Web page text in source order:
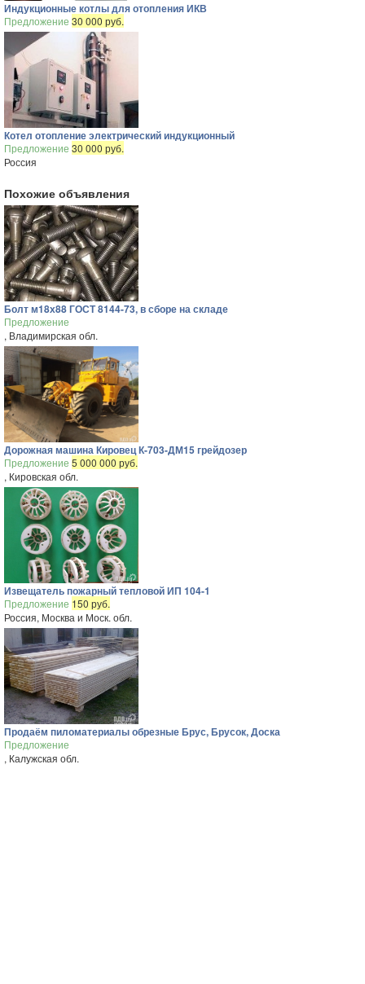
Индукционные котлы для отопления ИКВ
Предложение 30 000 руб.
Котел отопление электрический индукционный
Предложение 30 000 руб.
Россия
Похожие объявления
Болт м18х88 ГОСТ 8144-73, в сборе на складе
Предложение
, Владимирская обл.
Дорожная машина Кировец К-703-ДМ15 грейдозер
Предложение 5 000 000 руб.
, Кировская обл.
Извещатель пожарный тепловой ИП 104-1
Предложение 150 руб.
Россия, Москва и Моск. обл.
Продаём пиломатериалы обрезные Брус, Брусок, Доска
Предложение
, Калужская обл.